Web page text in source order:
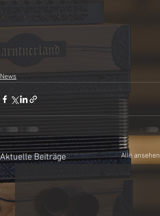
News
Aktuelle Beiträge Alle ansehen